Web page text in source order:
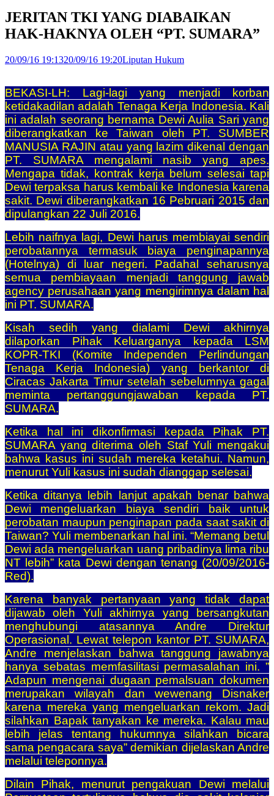
JERITAN TKI YANG DIABAIKAN
HAK-HAKNYA OLEH “PT. SUMARA”
20/09/16 19:1320/09/16 19:20Liputan Hukum
BEKASI-LH: Lagi-lagi yang menjadi korban
ketidakadilan adalah Tenaga Kerja Indonesia. Kali
ini adalah seorang bernama Dewi Aulia Sari yang
diberangkatkan ke Taiwan oleh PT. SUMBER
MANUSIA RAJIN atau yang lazim dikenal dengan
PT. SUMARA mengalami nasib yang apes.
Mengapa tidak, kontrak kerja belum selesai tapi
Dewi terpaksa harus kembali ke Indonesia karena
sakit. Dewi diberangkatkan 16 Pebruari 2015 dan
dipulangkan 22 Juli 2016.
Lebih naifnya lagi, Dewi harus membiayai sendiri
perobatannya termasuk biaya penginapannya
(Hotelnya) di luar negeri. Padahal seharusnya
semua pembiayaan menjadi tanggung jawab
agency perusahaan yang mengirimnya dalam hal
ini PT. SUMARA.
Kisah sedih yang dialami Dewi akhirnya
dilaporkan Pihak Keluarganya kepada LSM
KOPR-TKI (Komite Independen Perlindungan
Tenaga Kerja Indonesia) yang berkantor di
Ciracas Jakarta Timur setelah sebelumnya gagal
meminta pertanggungjawaban kepada PT.
SUMARA.
Ketika hal ini dikonfirmasi kepada Pihak PT.
SUMARA yang diterima oleh Staf Yuli mengakui
bahwa kasus ini sudah mereka ketahui. Namun,
menurut Yuli kasus ini sudah dianggap selesai.
Ketika ditanya lebih lanjut apakah benar bahwa
Dewi mengeluarkan biaya sendiri baik untuk
perobatan maupun penginapan pada saat sakit di
Taiwan? Yuli membenarkan hal ini. “Memang betul
Dewi ada mengeluarkan uang pribadinya lima ribu
NT lebih” kata Dewi dengan tenang (20/09/2016-
Red).
Karena banyak pertanyaan yang tidak dapat
dijawab oleh Yuli akhirnya yang bersangkutan
menghubungi atasannya Andre Direktur
Operasional. Lewat telepon kantor PT. SUMARA,
Andre menjelaskan bahwa tanggung jawabnya
hanya sebatas memfasilitasi permasalahan ini. ”
Adapun mengenai dugaan pemalsuan dokumen
merupakan wilayah dan wewenang Disnaker
karena mereka yang mengeluarkan rekom. Jadi
silahkan Bapak tanyakan ke mereka. Kalau mau
lebih jelas tentang hukumnya silahkan bicara
sama pengacara saya” demikian dijelaskan Andre
melalui teleponnya.
Dilain Pihak, menurut pengakuan Dewi melalui